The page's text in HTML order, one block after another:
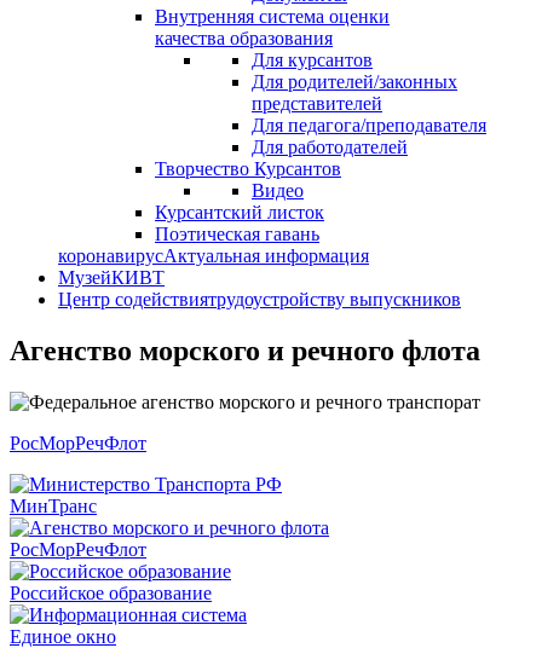
Внутренняя система оценки
качества образования
Для курсантов
Для родителей/законных
представителей
Для педагога/преподавателя
Для работодателей
Творчество Курсантов
Видео
Курсантский листок
Поэтическая гавань
коронавирусАктуальная информация
МузейКИВТ
Центр содействиятрудоустройству выпускников
Агенство морского и речного флота
РосМорРечФлот
МинТранс
РосМорРечФлот
Российское образование
Единое окно